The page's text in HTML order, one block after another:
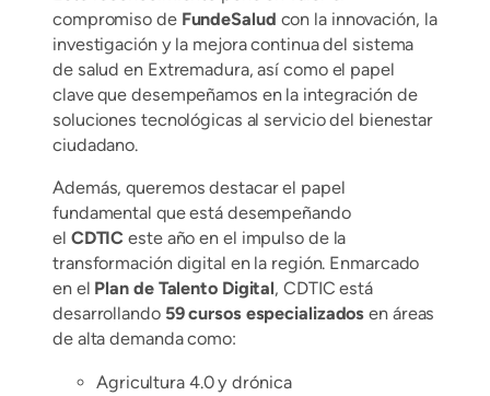
compromiso de FundeSalud con la innovación, la
investigación y la mejora continua del sistema
de salud en Extremadura, así como el papel
clave que desempeñamos en la integración de
soluciones tecnológicas al servicio del bienestar
ciudadano.
Además, queremos destacar el papel
fundamental que está desempeñando
el CDTIC este año en el impulso de la
transformación digital en la región. Enmarcado
en el Plan de Talento Digital, CDTIC está
desarrollando 59 cursos especializados en áreas
de alta demanda como:
Agricultura 4.0 y drónica